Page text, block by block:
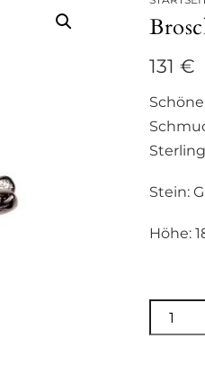
131€
Stein:
Höhe:
Brosche
mit